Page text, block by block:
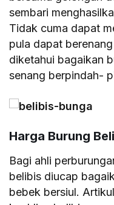
sembari
Tidak cuma dapat
pula dapat
diketahui bagaikan
senang berpindah-
Harga Burung
Bagi ahli
belibis diucap
bebek bersiul.